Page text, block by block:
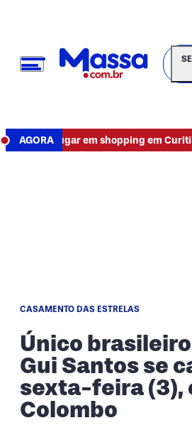
AGORA
no lugar em shopping em Curitiba •
CASAMENTO DAS ESTRELAS
Único
Gui Santos se
sexta-feira (3),
Colombo